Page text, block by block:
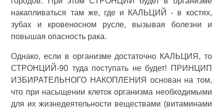
накапливаться там же, где и КАЛЬЦИЙ - в костях,
зубах и кровеносном русле, вызывая болезни и
повышая опасность рака.
Однако, если в организме достаточно КАЛЬЦИЯ, то
СТРОНЦИЙ-90 туда поступать не будет! ПРИНЦИП
ИЗБИРАТЕЛЬНОГО НАКОПЛЕНИЯ основан на том,
что при насыщении клеток организма необходимыми
для их жизнедеятельности веществами (витаминами